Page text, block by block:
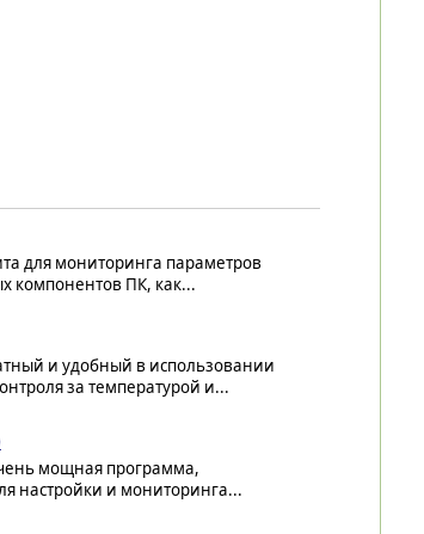
для мониторинга параметров
компонентов ПК, как...
и удобный в использовании
за температурой и...
мощная программа,
настройки и мониторинга...